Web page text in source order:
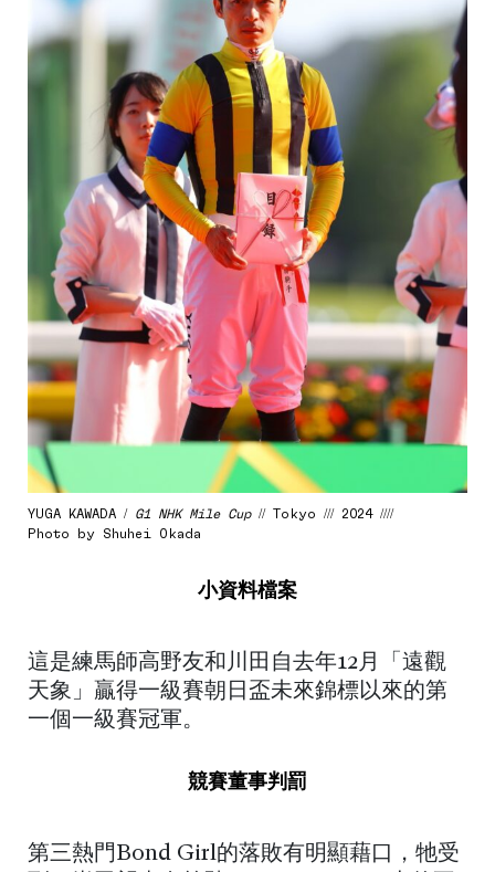
YUGA KAWADA / G1 NHK Mile Cup// Tokyo /// 2024 ////
Photo by Shuhei Okada
小資料檔案
這是練馬師高野友和川田自去年12月「遠觀
天象」贏得一級賽朝日盃未來錦標以來的第
一個一級賽冠軍。
競賽董事判罰
第三熱門Bond Girl的落敗有明顯藉口，牠受